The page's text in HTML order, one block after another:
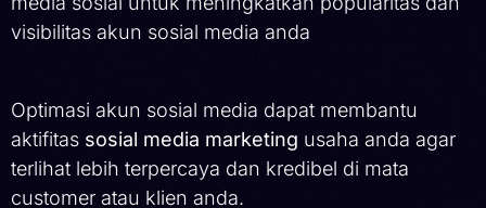
visibilitas akun sosial media anda
Optimasi akun sosial media dapat membantu
aktifitas sosial media marketing usaha anda agar
terlihat lebih terpercaya dan kredibel di mata
customer atau klien anda.